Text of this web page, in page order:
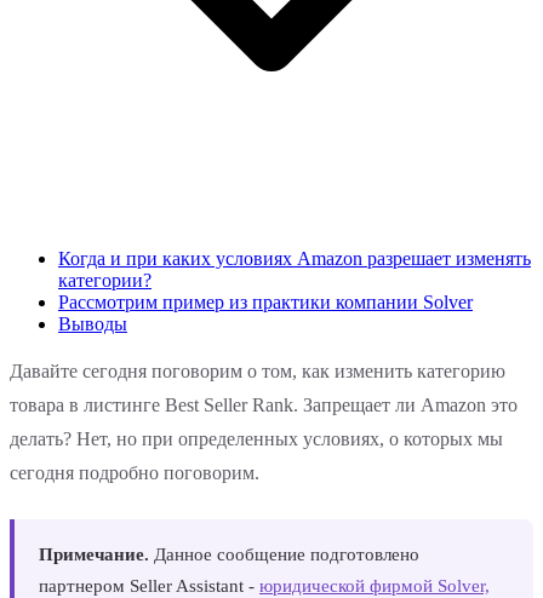
Когда и при каких условиях Amazon разрешает изменять
категории?
Рассмотрим пример из практики компании Solver
Выводы
Давайте сегодня поговорим о том, как изменить категорию
товара в листинге Best Seller Rank. Запрещает ли Amazon это
делать? Нет, но при определенных условиях, о которых мы
сегодня подробно поговорим.
Примечание. Данное сообщение подготовлено
партнером Seller Assistant - юридической фирмой Solver,